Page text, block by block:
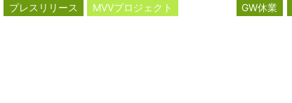
プレスリリース
MVVプロジェクト
GW休業